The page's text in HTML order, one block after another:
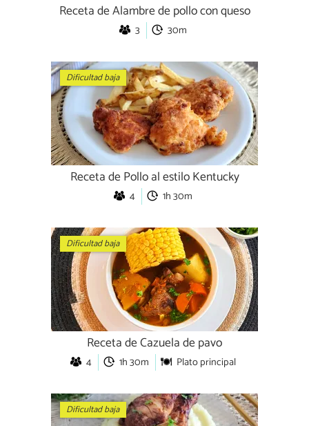
Receta de Alambre de pollo con queso
3 30m
Dificultad baja
Receta de Pollo al estilo Kentucky
4 1h 30m
Dificultad baja
Receta de Cazuela de pavo
4 1h 30m Plato principal
Dificultad baja